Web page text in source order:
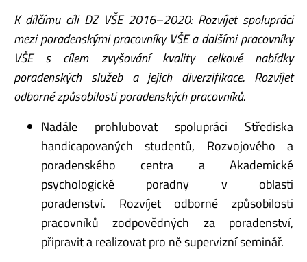
K dílčímu cíli DZ VŠE 2016–2020: Rozvíjet spolupráci
mezi poradenskými pracovníky VŠE adalšími pracovníky
VŠE s cílem zvyšování kvality celkové nabídky
poradenských služeb a jejich diverzifikace. Rozvíjet
odborné způsobilosti poradenských pracovníků.
Nadále prohlubovat spolupráci Střediska
handicapovaných studentů, Rozvojového a
poradenského centra a Akademické
psychologické poradny v oblasti
poradenství. Rozvíjet odborné způsobilosti
pracovníků zodpovědných za poradenství,
připravit a realizovat pro ně supervizní seminář.